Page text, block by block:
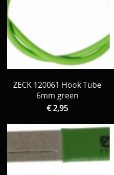
ZECK 120061 Hook Tube
6mm green
€ 2,95